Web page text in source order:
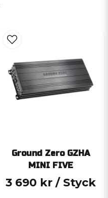
Ground Zero GZHA
MINI FIVE
3 690 kr / Styck